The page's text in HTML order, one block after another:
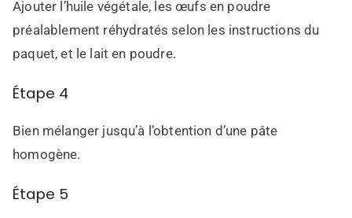
Ajouter l’huile végétale, les œufs en poudre
préalablement réhydratés selon les instructions du
paquet, et le lait en poudre.
Étape 4
Bien mélanger jusqu’à l’obtention d’une pâte
homogène.
Étape 5